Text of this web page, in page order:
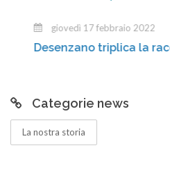
giovedì 17 febbraio 2022
Desenzano triplica la
Categorie news
La nostra storia